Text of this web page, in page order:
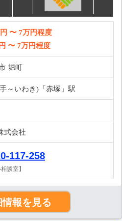
〜 7万円程度
〜 7万円程度
堀町
～いわき)「赤塚」駅
式会社
117-258
談室】
報を見る